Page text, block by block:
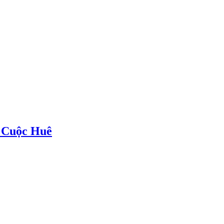
Huê